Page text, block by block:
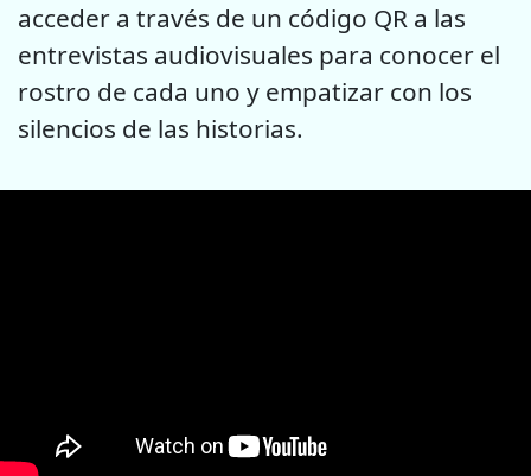
acceder a través de un código QR a las
entrevistas audiovisuales para conocer el
rostro de cada uno y empatizar con los
silencios de las historias.